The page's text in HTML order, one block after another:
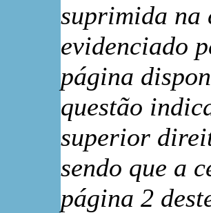
suprimida na
evidenciado
página
questão
superior
sendo que a
página 2